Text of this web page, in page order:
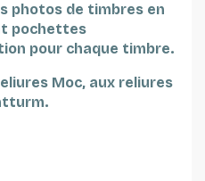
photos de timbres en
pochettes
pour chaque timbre.
Moc, aux reliures